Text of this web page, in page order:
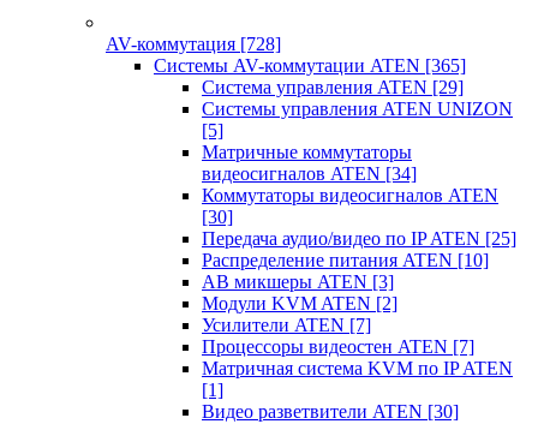
AV-коммутация [728]
Системы AV-коммутации ATEN [365]
Система управления ATEN [29]
Системы управления ATEN UNIZON
[5]
Матричные коммутаторы
видеосигналов ATEN [34]
Коммутаторы видеосигналов ATEN
[30]
Передача аудио/видео по IP ATEN [25]
Распределение питания ATEN [10]
АВ микшеры ATEN [3]
Модули KVM ATEN [2]
Усилители ATEN [7]
Процессоры видеостен ATEN [7]
Матричная система KVM по IP ATEN
[1]
Видео разветвители ATEN [30]